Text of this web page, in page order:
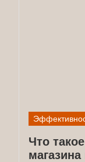
Что
магазина